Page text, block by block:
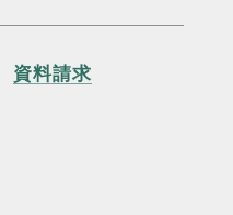
資料請求